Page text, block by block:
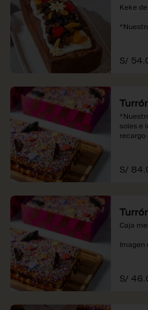
Keke
S/
soles e
recargo
S/
Caja
Imagen
soles
recargo
S/